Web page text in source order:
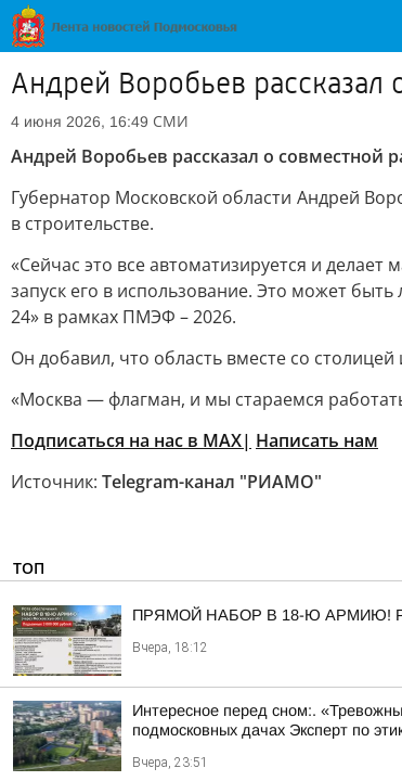
Андрей Воробьев
4 июня 2026, 16:49 СМИ
Андрей Воробьев рассказал о
Губернатор Московской области Андрей
в строительстве.
«Сейчас это все автоматизируется и
запуск его в использование. Это может
24» в рамках ПМЭФ – 2026.
Он добавил, что область вместе со
«Москва — флагман, и мы стараемся
Подписаться на нас в MAX| Написать нам
Источник: Telegram-канал "РИАМО"
ТОП
ПРЯМОЙ НАБОР В 18-Ю АРМИЮ!
Вчера, 18:12
Интересное перед сном:.
подмосковных дачах Эксперт по
Вчера, 23:51